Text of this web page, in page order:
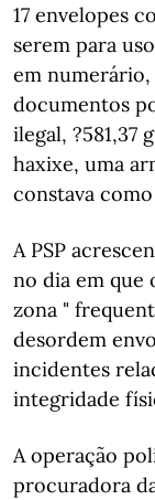
17 envelopes
serem para
em numerário,
documentos
ilegal, ?581,37
haxixe, uma
constava
A PSP
no dia em que
zona "
desordem
incidentes
integridade
A operação
procuradora